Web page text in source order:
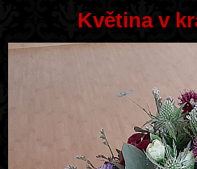
Květina v